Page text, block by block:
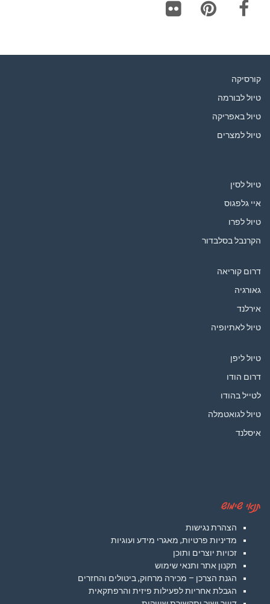
קורסיקה
טיול לבורמה
טיול באפריקה
טיול למצרים
טיול לסין
איי גלפגוס
טיול לפרו
הקרנבל בסלבדור
דרום קוריאה
גאורגיה
אירלנד
טיול לאתיופיה
טיול ליפן
דרום הודו
לטייל בהודו
טיול לגואטמלה
איסלנד
תנאי שימוש
הצהרת נגישות
מדיניות פרטיות, מאגרי מידע ועוגיות
זכויות יוצרים ותוכן
תקנון אתר ותנאי שימוש
הגנת הצרכן – מכירה מרחוק, ביטולים והחזרים
הגבלת אחריות לפעילות פיזית והרפתקאית